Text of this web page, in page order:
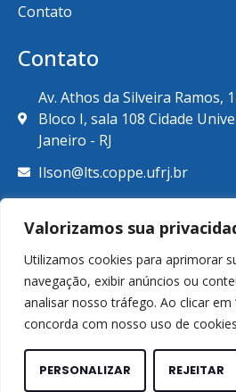
Valorizamos sua
Utilizamos cookies para aprimorar
navegação, exibir anúncios ou
analisar nosso tráfego. Ao clicar em
concorda com nosso uso de
PERSONALIZAR REJEITAR
Contato
Contato
Av. Athos da Silveira Ramos,
Bloco I, sala 108 Cidade
Janeiro - RJ
Ilson@lts.coppe.ufrj.br
+55 (21) 39387789
© Copyright 2026. Laboratório de
Todos os direitos